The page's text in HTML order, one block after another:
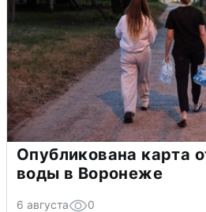
Опубликована карта
воды в Воронеже
6 августа 0